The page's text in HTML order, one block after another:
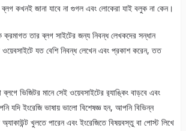
কখনই জানা যাবে না গুগল এবং লোকেরা যাই বলুক না কেন।
ক্রমাগত তার ব্লগ সাইটের জন্য নিবন্ধ লেখকদের সন্ধান
ওয়েবসাইটে যত বেশি নিবন্ধ লেখেন এবং প্রকাশ করেন, তত
ভিজিটর মানে সেই ওয়েবসাইটের র‌্যাঙ্কিং বাড়বে এবং
যদি ইংরেজি ভাষায় ভালো বিশেষজ্ঞ হন, আপনি বিভিন্ন
খুলতে পারেন এবং ইংরেজিতে বিষয়বস্তু বা পোস্ট লিখে